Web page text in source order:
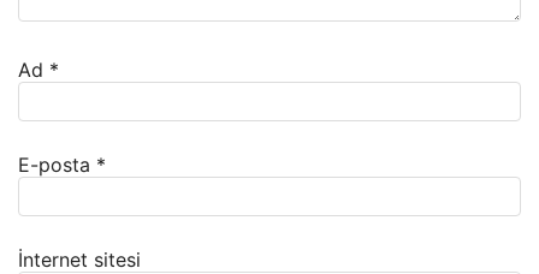
Ad *
E-posta *
İnternet sitesi